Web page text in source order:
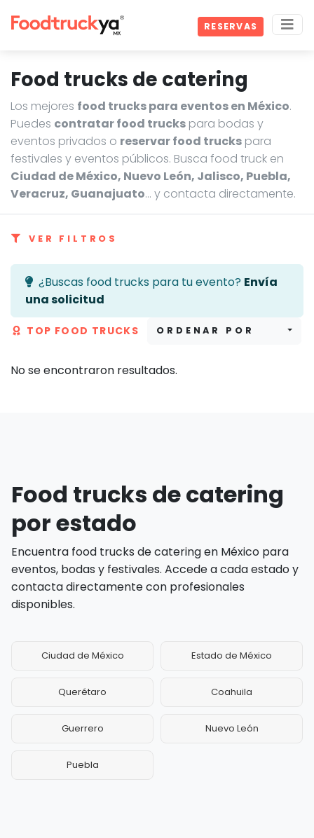
RESERVAS
Food trucks de catering
Los mejores food trucks para eventos en México.
Puedes contratar food trucks para bodas y
eventos privados o reservar food trucks para
festivales y eventos públicos. Busca food truck en
Ciudad de México, Nuevo León, Jalisco, Puebla,
Veracruz, Guanajuato… y contacta directamente.
VER FILTROS
¿Buscas food trucks para tu evento? Envía
una solicitud
TOP FOOD TRUCKS ORDENAR POR
No se encontraron resultados.
Food trucks de catering
por estado
Encuentra food trucks de catering en México para
eventos, bodas y festivales. Accede a cada estado y
contacta directamente con profesionales
disponibles.
Ciudad de México Estado de México
Querétaro Coahuila
Guerrero Nuevo León
Puebla